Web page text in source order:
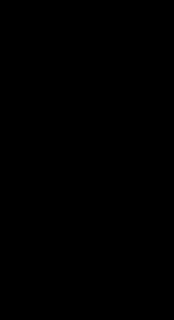
网跟
、法
负责